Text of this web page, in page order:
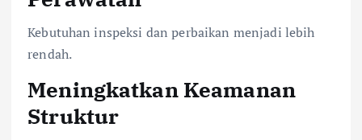
Kebutuhan inspeksi dan perbaikan menjadi lebih
rendah.
Meningkatkan Keamanan
Struktur